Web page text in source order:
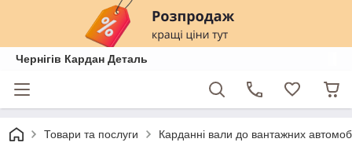
Чернігів Кардан Деталь
Товари та послуги Карданні вали до вантажних